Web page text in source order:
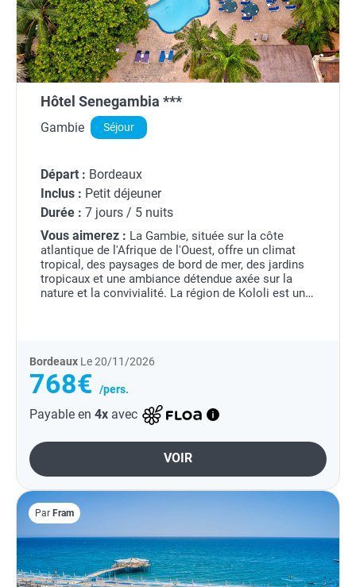
Hôtel Senegambia ***
Gambie Séjour
Départ : Bordeaux
Inclus : Petit déjeuner
Durée : 7 jours / 5 nuits
Vous aimerez : La Gambie, située sur la côte
atlantique de l'Afrique de l'Ouest, offre un climat
tropical, des paysages de bord de mer, des jardins
tropicaux et une ambiance détendue axée sur la
nature et la convivialité. La région de Kololi est une
Bordeaux Le 20/11/2026
768€ /pers.
Payable en 4x avec
VOIR
Par Fram